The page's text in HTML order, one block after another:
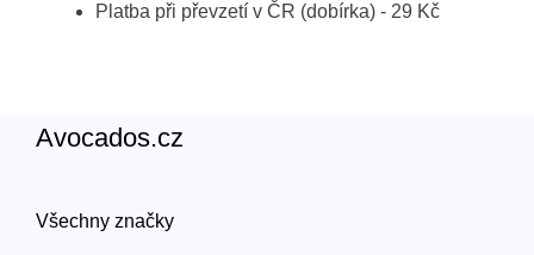
Platba při převzetí v ČR (dobírka) - 29 Kč
Avocados.cz
Všechny značky